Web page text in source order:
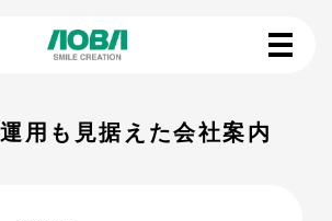
用も見据えた会社案内